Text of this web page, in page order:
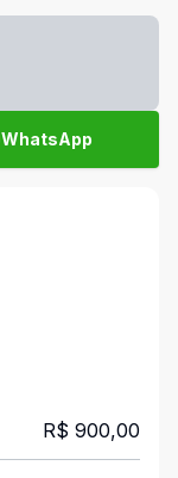
WhatsApp
R$ 900,00